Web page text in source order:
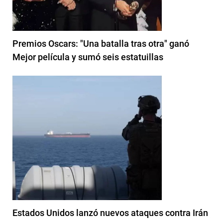
Premios Oscars: "Una batalla tras otra" ganó
Mejor película y sumó seis estatuillas
Estados Unidos lanzó nuevos ataques contra Irán